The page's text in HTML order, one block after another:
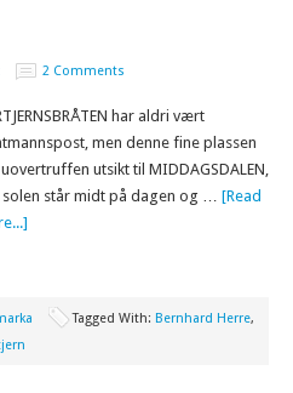
2 Comments
har aldri vært
men denne fine plassen
uovertruffen utsikt til MIDDAGSDALEN,
står midt på dagen og … [Read
Tagged With: Bernhard Herre,